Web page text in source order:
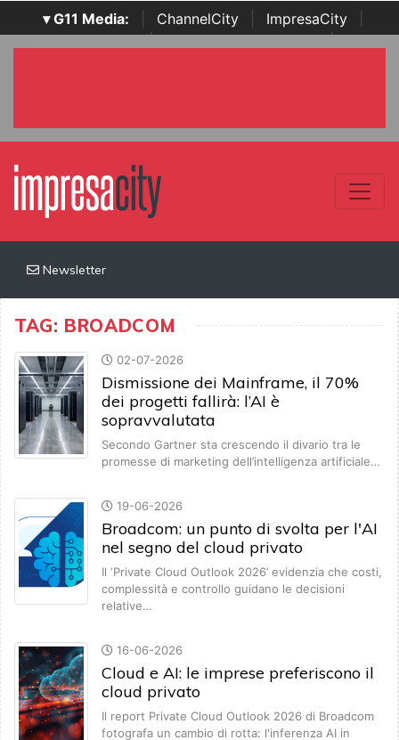
▾ G11 Media: ChannelCity ImpresaCity
SecurityOpenLab | Italian Channel Awards | Italian
Newsletter
TAG: BROADCOM
02-07-2026
Dismissione dei Mainframe, il 70%
dei progetti fallirà: l’AI è
sopravvalutata
Secondo Gartner sta crescendo il divario tra le
promesse di marketing dell’intelligenza artificiale…
19-06-2026
Broadcom: un punto di svolta per l'AI
nel segno del cloud privato
Il ‘Private Cloud Outlook 2026’ evidenzia che costi,
complessità e controllo guidano le decisioni
relative…
16-06-2026
Cloud e AI: le imprese preferiscono il
cloud privato
Il report Private Cloud Outlook 2026 di Broadcom
fotografa un cambio di rotta: l'inferenza AI in